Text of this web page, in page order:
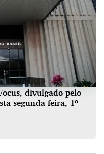
divulgado pelo
segunda-feira, 1º